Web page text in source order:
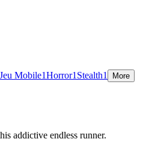
Jeu Mobile1Horror1Stealth1 More
addictive endless runner.